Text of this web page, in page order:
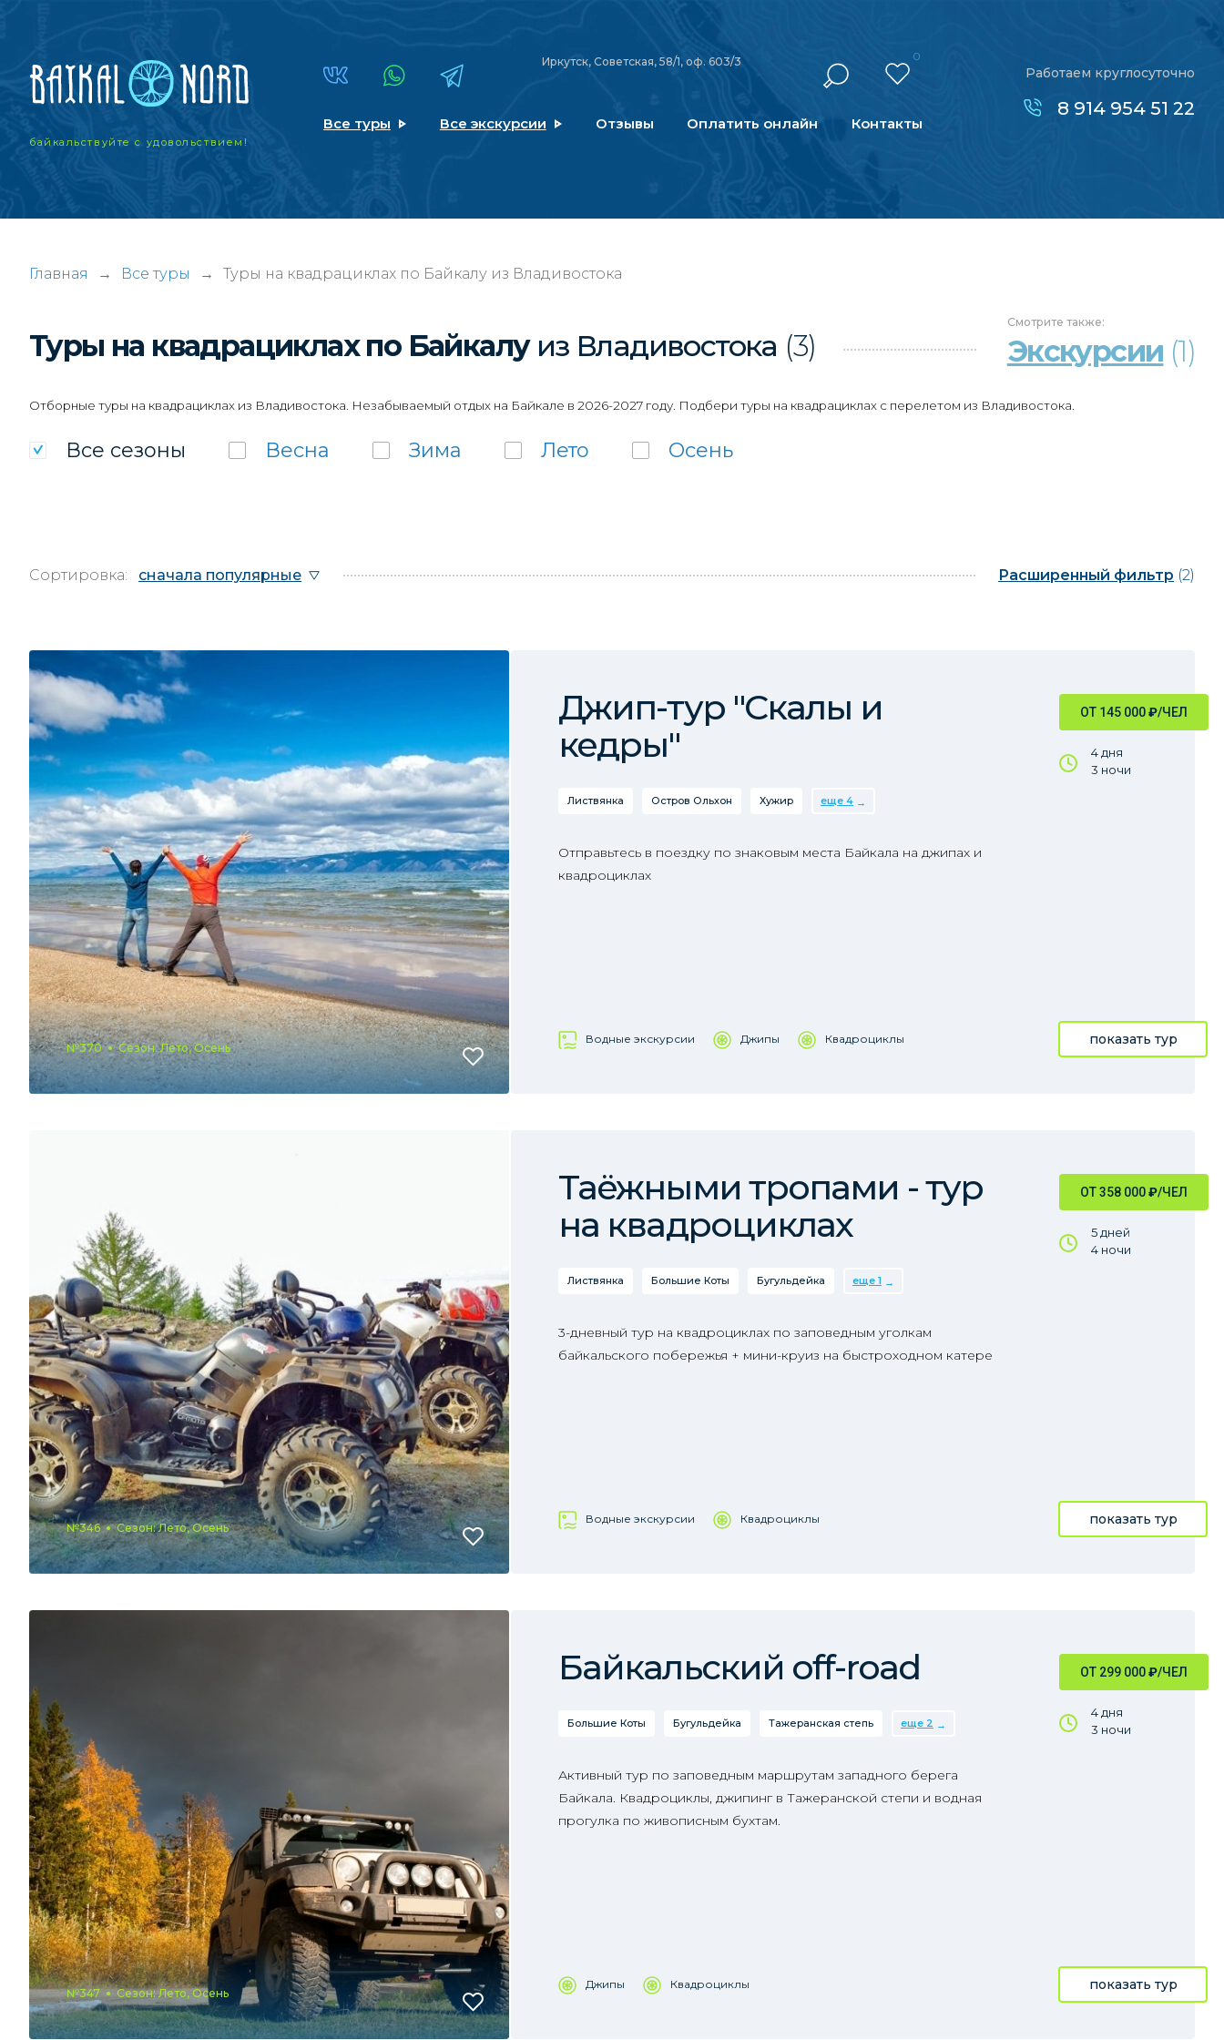
байкальствуйтес удовольствием!
Иркутск, Советская, 58/1, оф. 603/3 0
Все туры Все экскурсии Отзывы Оплатить онлайн Контакты
Работаем круглосуточно
8 914 954 51 22
Главная → Все туры → Туры на квадрациклах по Байкалу из Владивостока
Туры на квадрациклах по Байкалу из Владивостока (3)
Смотрите также:
Экскурсии (1)
Отборные туры на квадрациклах из Владивостока. Незабываемый отдых на Байкале в 2026-2027 году. Подбери туры на квадрациклах с перелетом из Владивостока.
Все сезоны Весна Зима Лето Осень
Сортировка: сначала популярные Расширенный фильтр (2)
№370 Сезон: Лето, Осень
ОТ 145 000₽/ЧЕЛ
4 дня
3 ночи
Джип-тур "Скалы и
кедры"
Листвянка Остров Ольхон Хужир еще 4
Отправьтесь в поездку по знаковым места Байкала на джипах и
квадроциклах
Водные экскурсии Джипы Квадроциклы показать тур
№346 Сезон: Лето, Осень
ОТ 358 000₽/ЧЕЛ
5 дней
4 ночи
Таёжными тропами - тур
на квадроциклах
Листвянка Большие Коты Бугульдейка еще 1
3-дневный тур на квадроциклах по заповедным уголкам
байкальского побережья + мини-круиз на быстроходном катере
Водные экскурсии Квадроциклы показать тур
№347 Сезон: Лето, Осень
ОТ 299 000₽/ЧЕЛ
4 дня
3 ночи
Байкальский off-road
Большие Коты Бугульдейка Тажеранская степь еще 2
Активный тур по заповедным маршрутам западного берега
Байкала. Квадроциклы, джипинг в Тажеранской степи и водная
прогулка по живописным бухтам.
Джипы Квадроциклы показать тур